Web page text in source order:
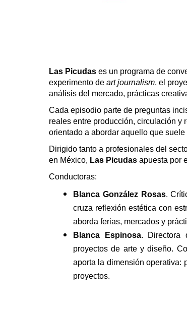
Las Picudas es un programa de
experimento de art journalism, el
análisis del mercado, prácticas
Cada episodio parte de preguntas
reales entre producción, circulación y
orientado a abordar aquello que
Dirigido tanto a profesionales del
en México, Las Picudas apuesta por
Conductoras:
Blanca González Rosas.
cruza reflexión estética con
aborda ferias, mercados y
Blanca Espinosa.Directora
proyectos de arte y diseño.
aporta la dimensión operativa:
proyectos.